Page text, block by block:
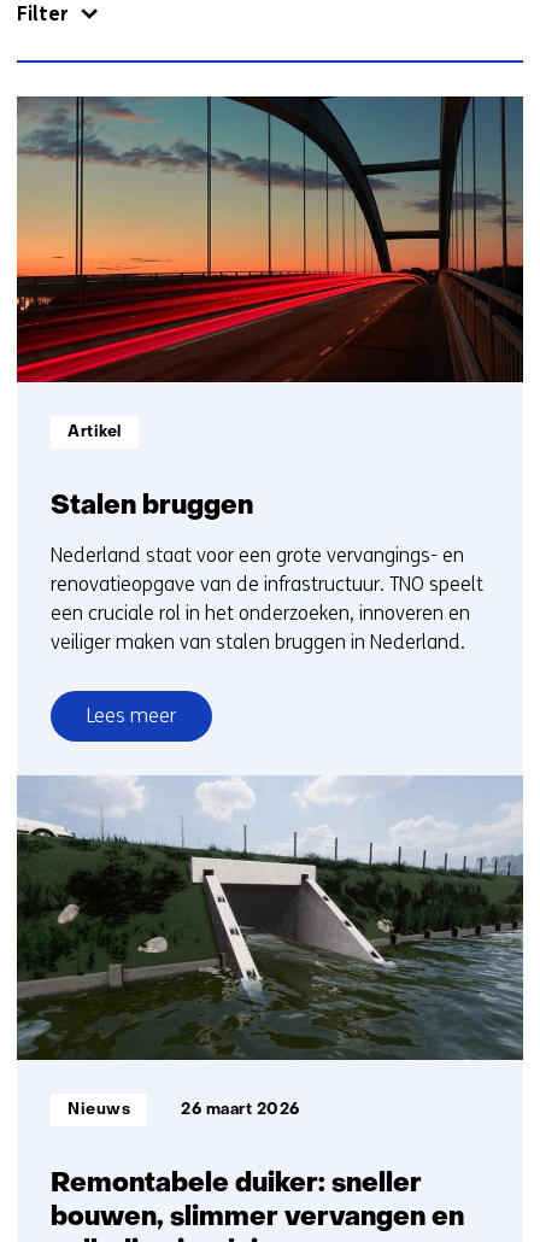
op)
Filter
33
resultaten,
getoond
5
Stalen bruggen
Informatietype:
Artikel
Nederland staat voor een grote vervangings- en
renovatieopgave van de infrastructuur. TNO speelt
een cruciale rol in het onderzoeken, innoveren en
veiliger maken van stalen bruggen in Nederland.
Lees meer
over
Stalen
bruggen
Remontabele duiker: sneller
bouwen, slimmer vervangen en
Informatietype:
Nieuws 26 maart 2026